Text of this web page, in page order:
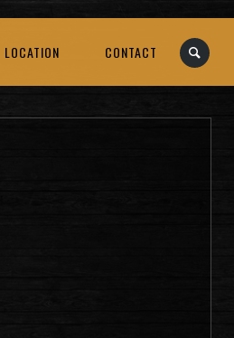
LOCATION CONTACT